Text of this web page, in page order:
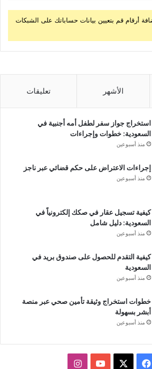
أرقام قم بتعيين بيانات حساباتك على الشبكات
الأشهر تعليقات
استخراج جواز سفر لطفل أمه أجنبية في
السعودية: خطوات وإجراءات
منذ أسبوعين
إجراءات الاعتراض على حكم قضائي عبر ناجز
منذ أسبوعين
كيفية تسجيل عقار في صكك إلكترونياً في
السعودية: دليل شامل
منذ أسبوعين
كيفية التقدم للحصول على صندوق بريد في
السعودية
منذ أسبوعين
خطوات استخراج وثيقة تأمين صحي عبر منصة
أبشر بسهولة
منذ أسبوعين
فيسبوك يوتيوبانستقرام